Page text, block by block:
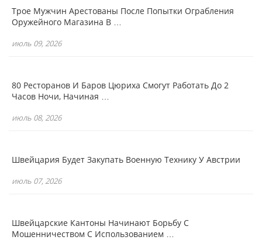
Трое Мужчин Арестованы После Попытки Ограбления
Оружейного Магазина В …
июль 09, 2026
80 Ресторанов И Баров Цюриха Смогут Работать До 2
Часов Ночи, Начиная …
июль 08, 2026
Швейцария Будет Закупать Военную Технику У Австрии
июль 07, 2026
Швейцарские Кантоны Начинают Борьбу С
Мошенничеством С Использованием …